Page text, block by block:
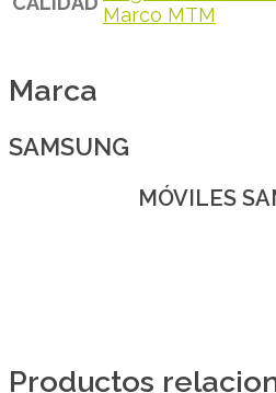
Marco MTM
Marca
SAMSUNG
MÓVILES
Productos